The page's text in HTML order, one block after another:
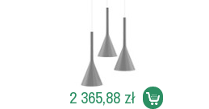
2 365,88 zł